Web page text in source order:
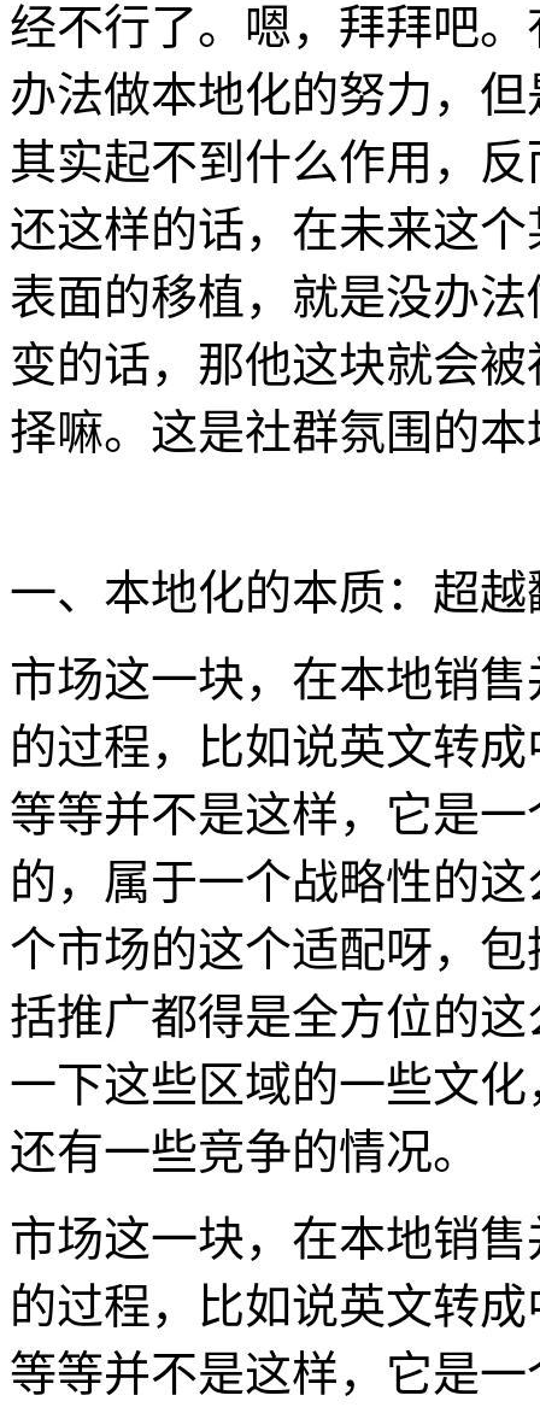
经不行了。嗯，拜拜吧
办法做本地化的努力，
其实起不到什么作用，
还这样的话，在未来这
表面的移植，就是没办
变的话，那他这块就会
择嘛。这是社群氛围的
一、本地化的本质：超
市场这一块，在本地销
的过程，比如说英文转
等等并不是这样，它是
的，属于一个战略性的
个市场的这个适配呀，
括推广都得是全方位的
一下这些区域的一些文
还有一些竞争的情况。
市场这一块，在本地销
的过程，比如说英文转
等等并不是这样，它是